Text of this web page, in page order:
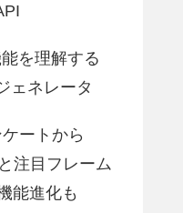
を理解する
ェネレータ
ートから
注目フレーム
能進化も